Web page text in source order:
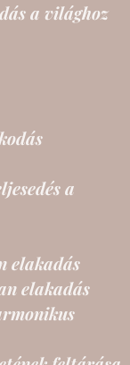
a világhoz
a
elakadás
elakadás